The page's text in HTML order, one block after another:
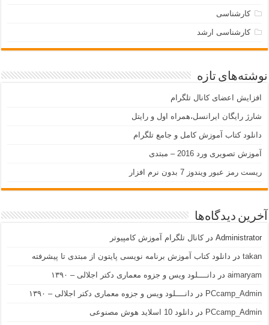
کارشناسی
کارشناسی ارشد
نوشته‌های تازه
افزایش اعضای کانال تلگرام
شارژ رایگان ایرانسل،همراه اول و رایتل
دانلود کتاب آموزش کامل و جامع تلگرام
آموزش تصویری ورد 2016 – مبتدی
ریست رمز عبور ویندوز 7 بدون نرم افزار
آخرین دیدگاه‌ها
Administrator درکانال تلگرام آموزش کامپیوتر
takan در دانلود کتاب آموزش برنامه نویسی پایتون از مبتدی تا پیشرفته
aimaryam در دانــــلود ویس و جزوه معماری دکتر اجلالی – ۱۳۹۰
PCcamp_Admin در دانــــلود ویس و جزوه معماری دکتر اجلالی – ۱۳۹۰
PCcamp_Admin در دانلود 10 اسلاید هوش مصنوعی